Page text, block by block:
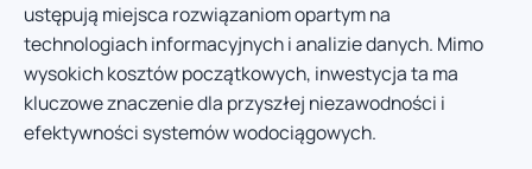
ustępują miejsca rozwiązaniom opartym na
technologiach informacyjnych i analizie danych. Mimo
wysokich kosztów początkowych, inwestycja ta ma
kluczowe znaczenie dla przyszłej niezawodności i
efektywności systemów wodociągowych.